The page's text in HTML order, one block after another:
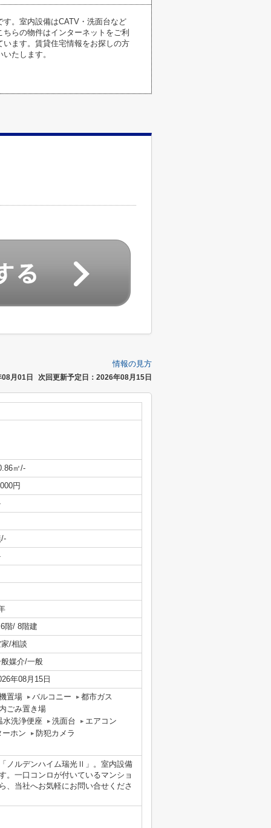
。室内設備はCATV・洗面台など
らの物件はインターネットをご利
ます。賃貸住宅情報をお探しの方
たします。
情報の見方
月01日 次回更新予定日：2026年08月15日
㎡/-
円
階/ 8階建
/相談
媒介/一般
年08月15日
置場
バルコニー
都市ガス
ごみ置き場
水洗浄便座
洗面台
エアコン
ーホン
防犯カメラ
ノルデンハイム瑞光Ⅱ」。室内設備
。一口コンロが付いているマンショ
、当社へお気軽にお問い合せくださ